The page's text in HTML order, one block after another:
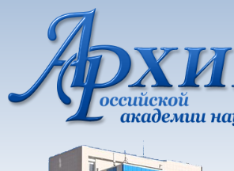
основному
содержанию